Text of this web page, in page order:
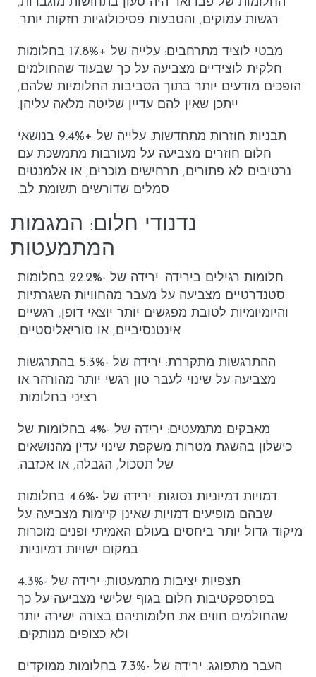
רגשות עמוקים, והטבעות פסיכולוגיות חזקות יותר.
מבטי לוציד מתרחבים: עלייה של +17.8%
בחלומות
חלקית לוצידיים מצביעה על כך שבעוד שהחולמים
הופכים מודעים יותר בתוך הסביבות החלומיות שלהם,
ייתכן שאין להם עדיין שליטה מלאה עליהן.
תבניות חוזרות מתחדשות: עלייה של +9.4%
בנושאי
חלום חוזרים מצביעה על מעורבות מתמשכת עם
נרטיבים לא פתורים, תרחישים מוכרים, או אלמנטים
סמלים שדורשים תשומת לב.
נדנודי חלום: המגמות
המתמעטות
חלומות רגילים בירידה: ירידה של -22.2%
בחלומות
סטנדרטיים מצביעה על מעבר מהחוויות השגרתיות
והיומיומיות לטובת מפגשים יותר יוצאי דופן, רגשיים
אינטנסיביים, או סוריאליסטיים.
ההתרגשות מתקררת: ירידה של -5.3%
בהתרגשות
מצביעה על שינוי לעבר טון רגשי יותר מהורהר או
רציני בחלומות.
מאבקים מתמעטים: ירידה של -4%
בחלומות של
כישלון בהשגת מטרות משקפת שינוי עדין מהנושאים
של תסכול, הגבלה, או אכזבה.
דמויות דמיוניות נסוגות: ירידה של -4.6%
בחלומות
שבהם מופיעים דמויות שאינן קיימות מצביעה על
מיקוד גדול יותר ביחסים בעולם האמיתי ופנים מוכרות
במקום ישויות דמיוניות.
תצפיות יציבות מתמעטות: ירידה של -4.3%
בפרספקטיבות חלום בגוף שלישי מצביעה על כך
שהחולמים חווים את חלומותיהם בצורה ישירה יותר
ולא כצופים מנותקים.
העבר מתפוגג: ירידה של -7.3%
בחלומות ממוקדים